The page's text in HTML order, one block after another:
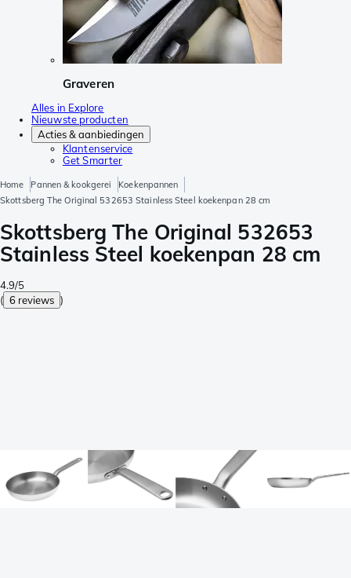
Graveren
Alles in Explore
Nieuwste producten
Acties & aanbiedingen
Klantenservice
Get Smarter
Home Pannen & kookgerei
Koekenpannen
Skottsberg The Original 532653 Stainless Steel koekenpan 28 cm
Skottsberg The Original 532653
Stainless Steel koekenpan 28 cm
4.9/5
( 6 reviews )